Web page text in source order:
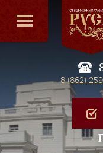
8 (862)